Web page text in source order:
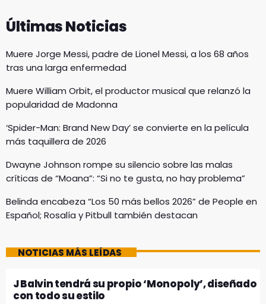
Últimas Noticias
Muere Jorge Messi, padre de Lionel Messi, a los 68 años
tras una larga enfermedad
Muere William Orbit, el productor musical que relanzó la
popularidad de Madonna
‘Spider-Man: Brand New Day’ se convierte en la película
más taquillera de 2026
Dwayne Johnson rompe su silencio sobre las malas
críticas de “Moana”: “Si no te gusta, no hay problema”
Belinda encabeza “Los 50 más bellos 2026” de People en
Español; Rosalía y Pitbull también destacan
NOTICIAS MÁS LEÍDAS
J Balvin tendrá su propio ‘Monopoly’, diseñado
con todo su estilo ​